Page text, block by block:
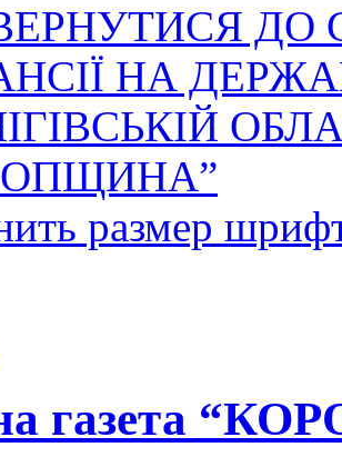
ДО
НА
размер
газета